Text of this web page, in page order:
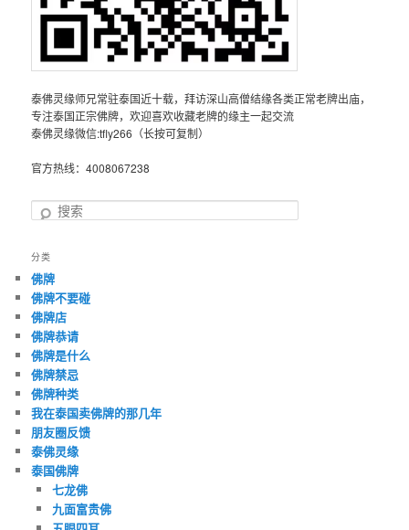
泰佛灵缘师兄常驻泰国近十载，拜访深山高僧结缘各类正常老牌出庙，
专注泰国正宗佛牌，欢迎喜欢收藏老牌的缘主一起交流
泰佛灵缘微信:tfly266（长按可复制）
官方热线：4008067238
搜
分类
佛牌
佛牌不要碰
佛牌店
佛牌恭请
佛牌是什么
佛牌禁忌
佛牌种类
我在泰国卖佛牌的那几年
朋友圈反馈
泰佛灵缘
泰国佛牌
七龙佛
九面富贵佛